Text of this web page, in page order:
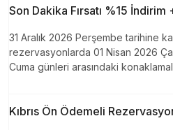
Son Dakika Fırsatı %15 İndirim
31 Aralık 2026 Perşembe tarihine
rezervasyonlarda 01 Nisan 2026
Cuma günleri arasındaki
Kıbrıs Ön Ödemeli